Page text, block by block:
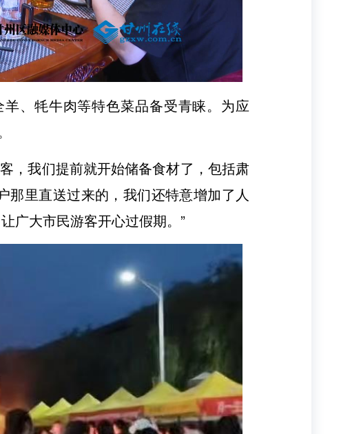
、牦牛肉等特色菜品备受青睐。为应
，我们提前就开始储备食材了，包括肃
里直送过来的，我们还特意增加了人
广大市民游客开心过假期。”